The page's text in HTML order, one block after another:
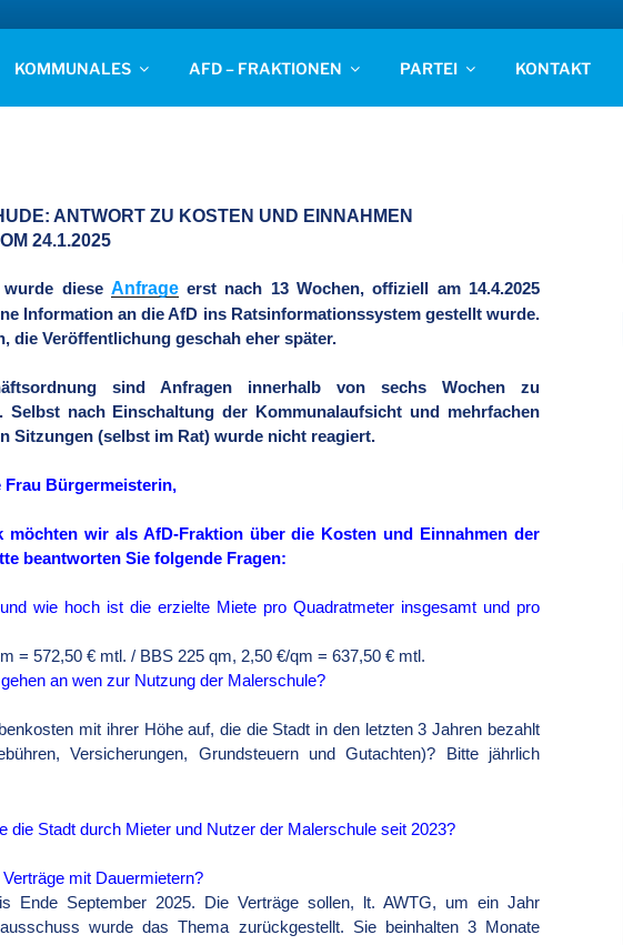
STADE
KOMMUNALES AFD – FRAKTIONEN PARTEI KONTAKT
ANTWORT ZU KOSTEN UND EINNAHMEN
24.1.2025
wurde diese Anfrageerst nach 13 Wochen, offiziell am 14.4.2025
Information an die AfD ins Ratsinformationssystem gestellt wurde.
die Veröffentlichung geschah eher später.
sind Anfragen innerhalb von sechs Wochen zu
Selbst nach Einschaltung der Kommunalaufsicht und mehrfachen
Sitzungen (selbst im Rat) wurde nicht reagiert.
Frau Bürgermeisterin,
möchten wir als AfD-Fraktion über die Kosten und Einnahmen der
beantworten Sie folgende Fragen:
wie hoch ist die erzielte Miete pro Quadratmeter insgesamt und pro
= 572,50 € mtl. / BBS 225 qm, 2,50 €/qm = 637,50 € mtl.
an wen zur Nutzung der Malerschule?
mit ihrer Höhe auf, die die Stadt in den letzten 3 Jahren bezahlt
Versicherungen, Grundsteuern und Gutachten)? Bitte jährlich
die Stadt durch Mieter und Nutzer der Malerschule seit 2023?
mit Dauermietern?
Ende September 2025. Die Verträge sollen, lt. AWTG, um ein Jahr
wurde das Thema zurückgestellt. Sie beinhalten 3 Monate